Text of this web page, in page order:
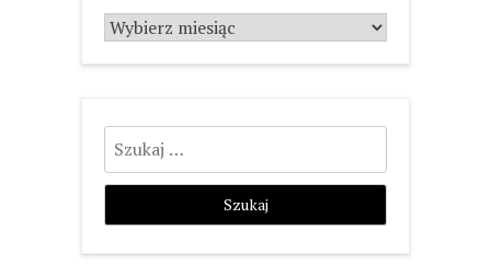
Archiwum
Szukaj: